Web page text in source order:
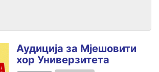
Аудиција за Мјешовити
хор Универзитета